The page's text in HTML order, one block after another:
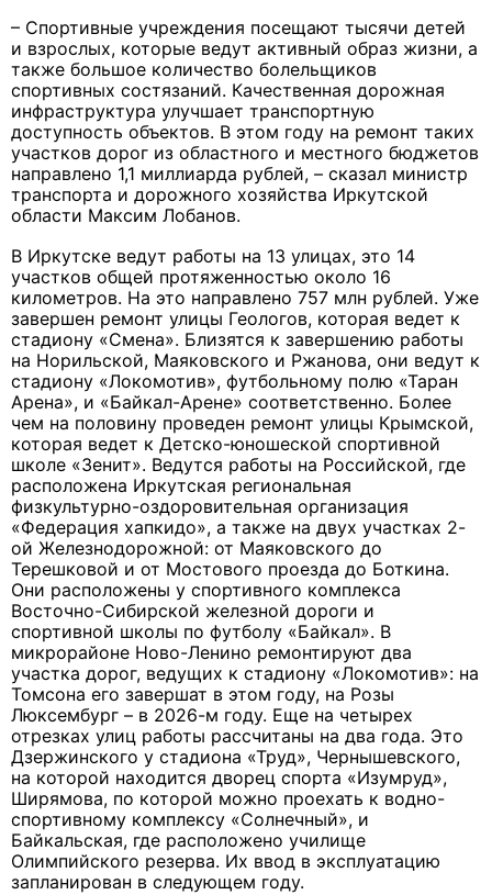
– Спортивные учреждения посещают тысячи детей
и взрослых, которые ведут активный образ жизни, а
также большое количество болельщиков
спортивных состязаний. Качественная дорожная
инфраструктура улучшает транспортную
доступность объектов. В этом году на ремонт таких
участков дорог из областного и местного бюджетов
направлено 1,1 миллиарда рублей, – сказал министр
транспорта и дорожного хозяйства Иркутской
области Максим Лобанов.
В Иркутске ведут работы на 13 улицах, это 14
участков общей протяженностью около 16
километров. На это направлено 757 млн рублей. Уже
завершен ремонт улицы Геологов, которая ведет к
стадиону «Смена». Близятся к завершению работы
на Норильской, Маяковского и Ржанова, они ведут к
стадиону «Локомотив», футбольному полю «Таран
Арена», и «Байкал-Арене» соответственно. Более
чем на половину проведен ремонт улицы Крымской,
которая ведет к Детско-юношеской спортивной
школе «Зенит». Ведутся работы на Российской, где
расположена Иркутская региональная
физкультурно-оздоровительная организация
«Федерация хапкидо», а также на двух участках 2-
ой Железнодорожной: от Маяковского до
Терешковой и от Мостового проезда до Боткина.
Они расположены у спортивного комплекса
Восточно-Сибирской железной дороги и
спортивной школы по футболу «Байкал». В
микрорайоне Ново-Ленино ремонтируют два
участка дорог, ведущих к стадиону «Локомотив»: на
Томсона его завершат в этом году, на Розы
Люксембург – в 2026-м году. Еще на четырех
отрезках улиц работы рассчитаны на два года. Это
Дзержинского у стадиона «Труд», Чернышевского,
на которой находится дворец спорта «Изумруд»,
Ширямова, по которой можно проехать к водно-
спортивному комплексу «Солнечный», и
Байкальская, где расположено училище
Олимпийского резерва. Их ввод в эксплуатацию
запланирован в следующем году.